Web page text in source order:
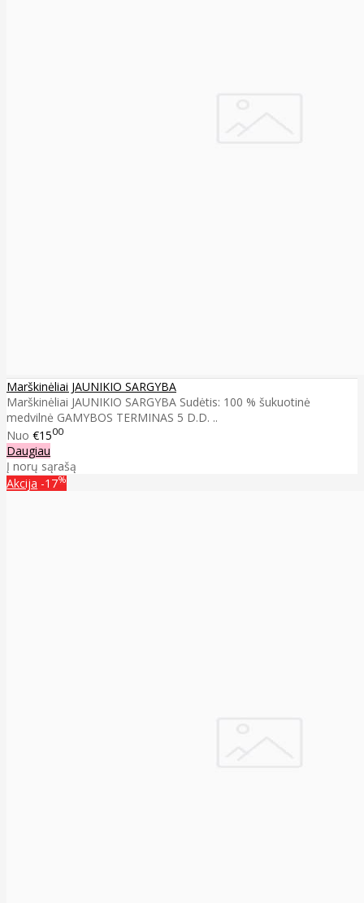
Marškinėliai JAUNIKIO SARGYBA
Marškinėliai JAUNIKIO SARGYBA Sudėtis: 100 % šukuotinė
medvilnė GAMYBOS TERMINAS 5 D.D. ..
Nuo €1500
Daugiau
Į norų sąrašą
Akcija -17%